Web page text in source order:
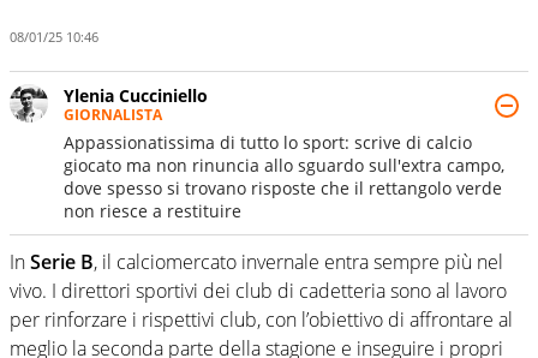
08/01/25 10:46
Ylenia Cucciniello
GIORNALISTA
Appassionatissima di tutto lo sport: scrive di calcio
giocato ma non rinuncia allo sguardo sull'extra campo,
dove spesso si trovano risposte che il rettangolo verde
non riesce a restituire
InSerie B, il calciomercato invernale entra sempre più nel
vivo. I direttori sportivi dei club di cadetteria sono al lavoro
per rinforzare i rispettivi club, con l’obiettivo di affrontare al
meglio la seconda parte della stagione e inseguire i propri